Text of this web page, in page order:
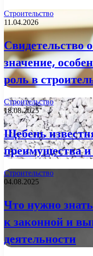
Строительство
11.04.2026
Свидетельство
значение,
роль в
Строительство
18.08.2025
Щебень
преимущества
Строительство
04.08.2025
Что нужно
к законной и
деятельности